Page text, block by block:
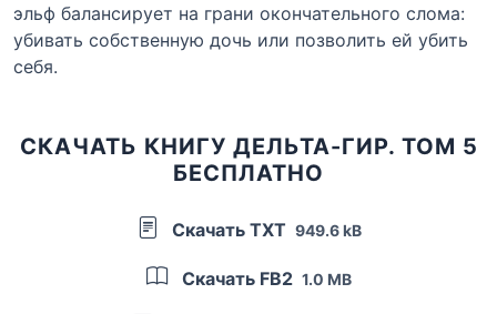
эльф балансирует на грани окончательного слома:
убивать собственную дочь или позволить ей убить
себя.
СКАЧАТЬ КНИГУ ДЕЛЬТА-ГИР. ТОМ 5
БЕСПЛАТНО
Скачать TXT 949.6 kB
Скачать FB2 1.0 MB